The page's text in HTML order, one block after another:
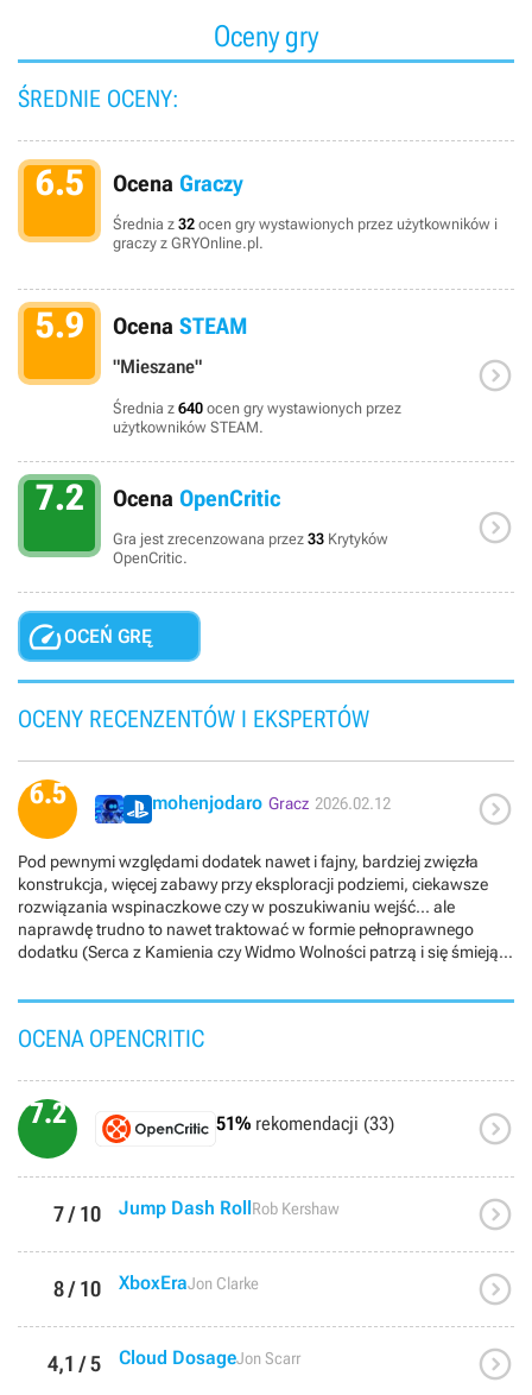
Oceny gry
ŚREDNIE OCENY:
6.5 Ocena Graczy
Średnia z 32 ocen gry wystawionych przez użytkowników i
graczy z GRYOnline.pl.
5.9 Ocena STEAM
"Mieszane"
Średnia z 640 ocen gry wystawionych przez
użytkowników STEAM.

7.2 Ocena OpenCritic
Gra jest zrecenzowana przez 33 Krytyków
OpenCritic.

OCEŃ GRĘ
OCENY RECENZENTÓW I EKSPERTÓW
6.5 mohenjodaro Gracz 2026.02.12 
Pod pewnymi względami dodatek nawet i fajny, bardziej zwięzła
konstrukcja, więcej zabawy przy eksploracji podziemi, ciekawsze
rozwiązania wspinaczkowe czy w poszukiwaniu wejść... ale
naprawdę trudno to nawet traktować w formie pełnoprawnego
dodatku (Serca z Kamienia czy Widmo Wolności patrzą i się śmieją).
gdzie dostawaliśmy dosłownie godzinę gry, a DLC było 5. No tu tych
dodatkowo wydłużać bardzo liczne zagdki logiczne - większość
Przeszedłem z poradnikiem i nawet pomimo poradnika nadal do
końca nie rozumiem dlaczego trzeba było zrobić tak, a nie
inaczej.Dodatek miał nas przenieść do Rzymu. To też kłamstwo,
Rzymu jest tyle co kot napłakał, w zasadzie nie ma go wcale,
natomiast lwią część dodatku spędzamy w ściekach metropolii. Ja
miałem ten dodatek w ramach Premium Edition, ale aż nie mogę
uwierzyć jak bardzo by się ktoś rozczarował, gdyby zapłacił za to
OCENA OPENCRITIC
7.2 51% rekomendacji (33) 
7 / 10 Jump Dash RollRob Kershaw 
8 / 10 XboxEraJon Clarke 
4,1 / 5 Cloud DosageJon Scarr 